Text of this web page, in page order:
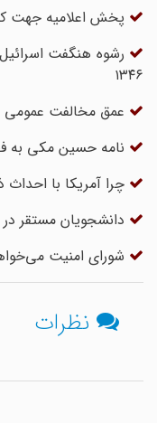
پخش اعلامیه جهت کمک
رشوه هنگفت اسرائیل
۱۳۴۶
عمق مخالفت عمومی با
نامه حسین مکی به
چرا آمریکا با احداث
دانشجویان مستقر در
شورای امنیت می‌خواهد
نظرات